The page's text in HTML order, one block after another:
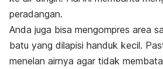
peradangan.
Anda juga bisa mengompres area
batu yang dilapisi handuk kecil.
menelan airnya agar tidak